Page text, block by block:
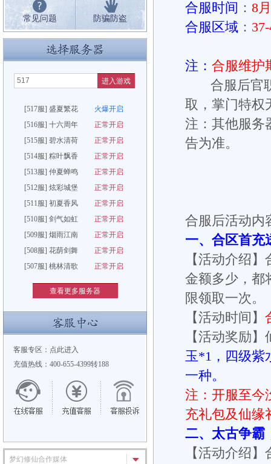
常见问题 防骗防盗
进入游戏
[517服] 盛夏繁花
火爆开启
[516服] 十六周年
正常开启
[515服] 碧水清荷
正常开启
[514服] 粽叶飘香
正常开启
[513服] 仲夏蝉鸣
正常开启
[512服] 炫彩城堡
正常开启
[511服] 初夏香风
正常开启
[510服] 剑气如虹
正常开启
[509服] 烟雨江南
正常开启
[508服] 花荫剑舞
正常开启
[507服] 桃林清歌
正常开启
查看更多服务器
客服专区： 点此进入
充值热线：400-655-4399转188
梦幻修仙合作媒体
合服时间 ： 8
合服区域 ：
注： 合服维护
合服后官职
取，掌门特权
注：其他服务
告为准。
合服后活动内
一、合区首充
【活动介绍
金额多少，都
限领取一次。
【活动时间】
【活动奖励
玉*1，四级紫
一种。
注：开服至今
充礼包及仙缘
二、太古争霸
【活动介绍